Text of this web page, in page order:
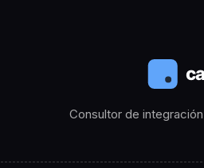
Consultor de